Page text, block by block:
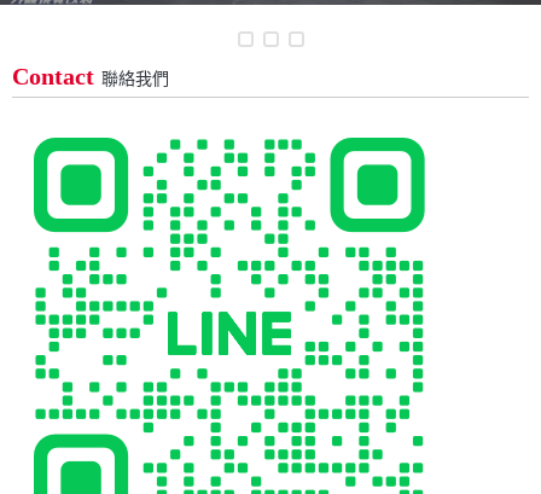
Contact 聯絡我們